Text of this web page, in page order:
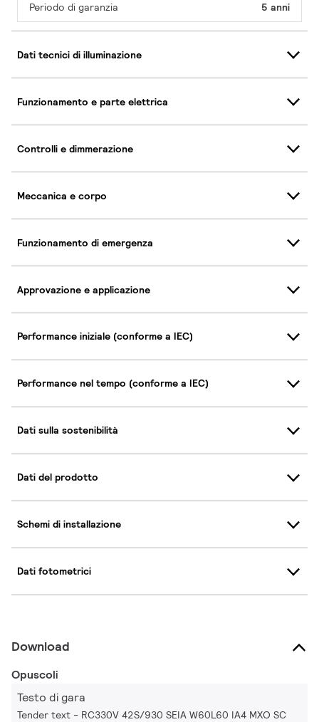
Periodo di garanzia 5 anni
Dati tecnici di illuminazione
Funzionamento e parte elettrica
Controlli e dimmerazione
Meccanica e corpo
Funzionamento di emergenza
Approvazione e applicazione
Performance iniziale (conforme a IEC)
Performance nel tempo (conforme a IEC)
Dati sulla sostenibilità
Dati del prodotto
Schemi di installazione
Dati fotometrici
Download
Opuscoli
Testo di gara
Tender text - RC330V 42S/930 SEIA W60L60 IA4 MXO SC